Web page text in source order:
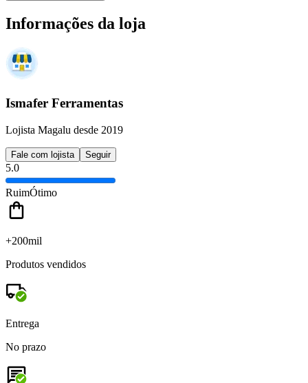
Informações da loja
Ismafer Ferramentas
Lojista Magalu desde 2019
Fale com lojista Seguir
5.0
RuimÓtimo
+200mil
Produtos vendidos
Entrega
No prazo